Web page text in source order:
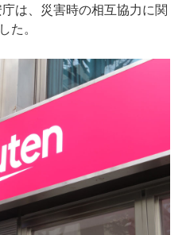
は、災害時の相互協力に関
た。